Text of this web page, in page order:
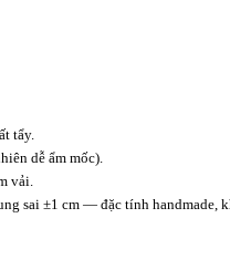
tẩy.
dễ ẩm mốc).
vải.
sai ±1 cm — đặc tính handmade,